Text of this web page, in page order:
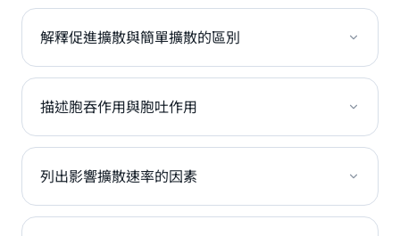
解釋促進擴散與簡單擴散的區別
描述胞吞作用與胞吐作用
列出影響擴散速率的因素